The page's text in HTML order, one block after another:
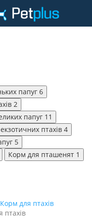
папуг 6
2
папуг 11
птахів 4
5
Корм для пташенят 1
Корм для птахів
птахів